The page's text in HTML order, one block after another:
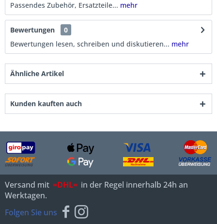
Passendes Zubehör, Ersatzteile... mehr
Bewertungen
0
Bewertungen lesen, schreiben und diskutieren... mehr
Ähnliche Artikel
Kunden kauften auch
Versand mit =DHL= in der Regel innerhalb 24h an
Werktagen.
Folgen Sie uns